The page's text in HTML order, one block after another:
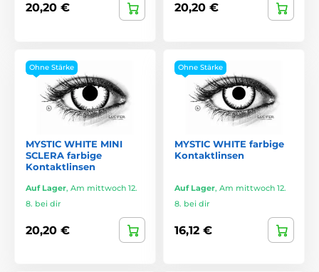
20,20 € 20,20 €
Ohne Stärke
MYSTIC WHITE MINI
SCLERA farbige
Kontaktlinsen
Auf Lager, Am mittwoch 12.
8. bei dir
20,20 €
Ohne Stärke
MYSTIC WHITE farbige
Kontaktlinsen
Auf Lager, Am mittwoch 12.
8. bei dir
16,12 €